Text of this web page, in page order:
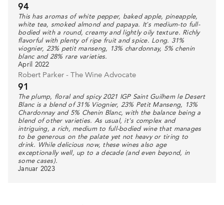
94
This has aromas of white pepper, baked apple, pineapple,
white tea, smoked almond and papaya. It’s medium-to full-
bodied with a round, creamy and lightly oily texture. Richly
flavorful with plenty of ripe fruit and spice. Long. 31%
viognier, 23% petit manseng, 13% chardonnay, 5% chenin
blanc and 28% rare varieties.
April 2022
Robert Parker - The Wine Advocate
91
The plump, floral and spicy 2021 IGP Saint Guilhem le Desert
Blanc is a blend of 31% Viognier, 23% Petit Manseng, 13%
Chardonnay and 5% Chenin Blanc, with the balance being a
blend of other varieties. As usual, it's complex and
intriguing, a rich, medium to full-bodied wine that manages
to be generous on the palate yet not heavy or tiring to
drink. While delicious now, these wines also age
exceptionally well, up to a decade (and even beyond, in
some cases).
Januar 2023